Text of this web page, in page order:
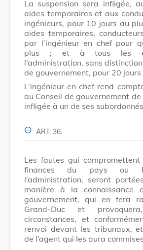
La suspension sera infligée,
aides temporaires et aux
ingénieurs, pour 10 jours au
aides temporaires,
par l’ingénieur en chef pour
plus ; et à tous les
l’administration, sans
de gouvernement, pour 20 jours
L’ingénieur en chef rend
au Conseil de gouvernement de
infligée à un de ses
ART. 36.
Les fautes gui
finances du pays ou
l’administration, seront
manière à la connaissance
gouvernement, qui en fera
Grand-Duc et
circonstances, et
renvoi devant les tribunaux,
de l’agent qui les aura